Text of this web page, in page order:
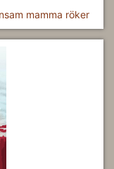
mamma röker